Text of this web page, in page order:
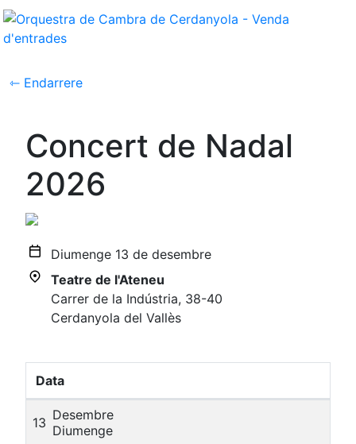
⇽ Endarrere
Concert de Nadal
2026
Diumenge 13 de desembre
Teatre de l'Ateneu
Carrer de la Indústria, 38-40
Cerdanyola del Vallès
Data
13 Desembre
Diumenge